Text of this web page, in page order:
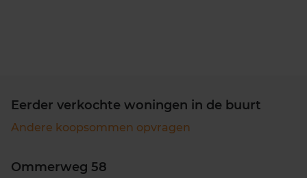
Eerder verkochte woningen in de buurt
Andere koopsommen opvragen
Ommerweg 58